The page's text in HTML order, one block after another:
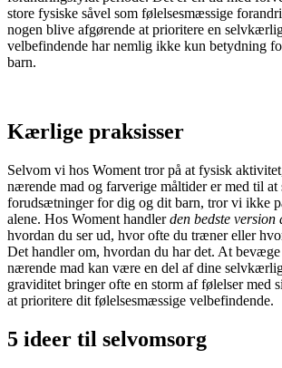
store fysiske såvel som følelsesmæssige
nogen blive afgørende at prioritere en
velbefindende har nemlig ikke kun betydning
barn.
Kærlige praksisser
Selvom vi hos Woment tror på at fysisk
nærende mad og farverige måltider er med til at
forudsætninger for dig og dit barn, tror vi ikke
alene. Hos Woment handlerden bedste version
hvordan du ser ud, hvor ofte du træner eller
Det handler om, hvordan du har det. At bevæge
nærende mad kan være en del af dine
graviditet bringer ofte en storm af følelser med
at prioritere dit følelsesmæssige velbefindende.
5 ideer til selvomsorg